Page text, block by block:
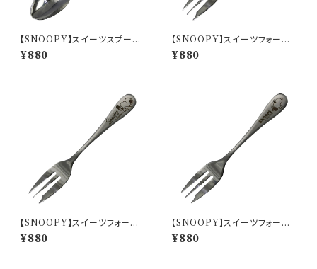
【SNOOPY】スイーツスプーン
(パペットショー)【SN3200】SN
3202-850
¥880
【SNOOPY】スイーツフォーク
(スヌーピー)【SN3200】SN32
01-851
¥880
【SNOOPY】スイーツフォーク
(パペットショー)【SN3200】SN
3202-851
¥880
【SNOOPY】スイーツフォーク
(ジョー・クール)【SN3200】SN
3203-851
¥880